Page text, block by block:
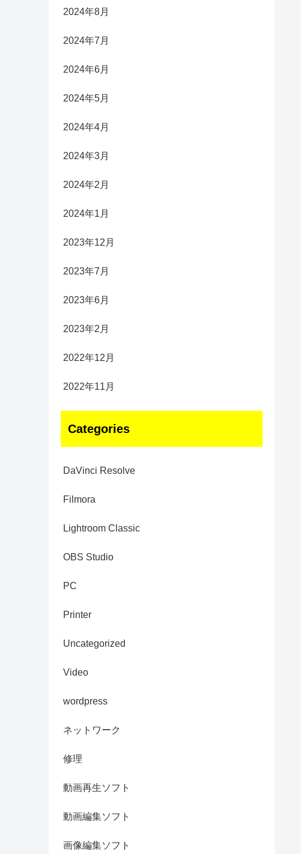
2024年8月
2024年7月
2024年6月
2024年5月
2024年4月
2024年3月
2024年2月
2024年1月
2023年12月
2023年7月
2023年6月
2023年2月
2022年12月
2022年11月
Categories
DaVinci Resolve
Filmora
Lightroom Classic
OBS Studio
PC
Printer
Uncategorized
Video
wordpress
ネットワーク
修理
動画再生ソフト
動画編集ソフト
画像編集ソフト